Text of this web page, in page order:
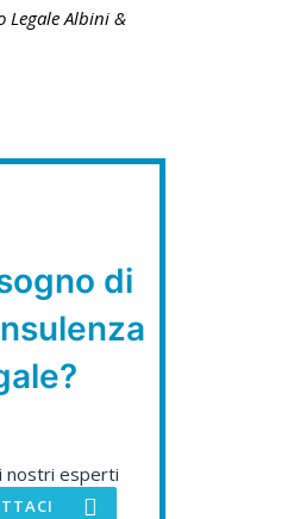
Legale Albini &
di
nostri esperti